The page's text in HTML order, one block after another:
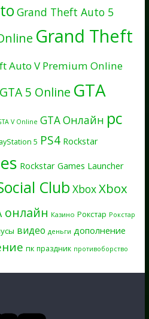
Grand Theft Auto 5
Grand Theft
Auto V Premium Online
GTA 5 Online GTA
V Online GTA Онлайн pc
5 PS4 Rockstar
Rockstar Games Launcher
Club XboxXbox
онлайн Казино Рокстар Рокстар
видео деньги дополнение
пк праздник противоборство